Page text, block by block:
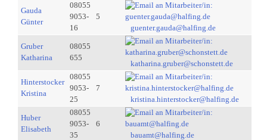
Gauda
Günter
08055
9053-
16
5
guenter.gauda@halfing.de
Gruber
Katharina
08055
655
katharina.gruber@schonstett.de
Hinterstocker
Kristina
08055
9053-
25
7
kristina.hinterstocker@halfing.de
Huber
Elisabeth
08055
9053-
35
6
bauamt@halfing.de